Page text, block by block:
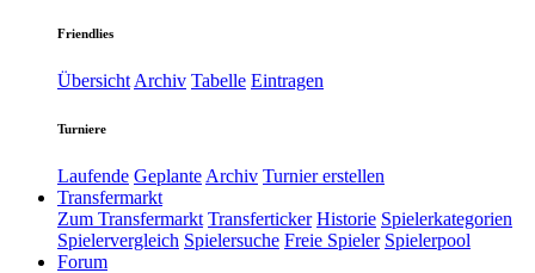
Friendlies
Übersicht Archiv Tabelle Eintragen
Turniere
Laufende Geplante Archiv Turnier erstellen
Transfermarkt
Zum Transfermarkt Transferticker Historie Spielerkategorien
Spielervergleich Spielersuche Freie Spieler Spielerpool
Forum